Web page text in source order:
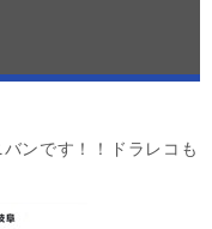
ンです！！ドラレコも